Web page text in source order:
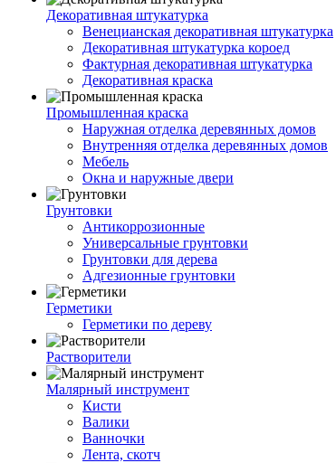
Декоративная штукатурка
Венецианская декоративная штукатурка
Декоративная штукатурка короед
Фактурная декоративная штукатурка
Декоративная краска
Промышленная краска
Наружная отделка деревянных домов
Внутренняя отделка деревянных домов
Мебель
Окна и наружные двери
Грунтовки
Антикоррозионные
Универсальные грунтовки
Грунтовки для дерева
Адгезионные грунтовки
Герметики
Герметики по дереву
Растворители
Малярный инструмент
Кисти
Валики
Ванночки
Лента, скотч